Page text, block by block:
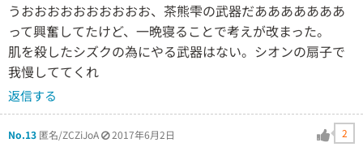
うおおおおおおおおおお、茶熊雫の武器だあああああああ
って興奮してたけど、一晩寝ることで考えが改まった。
肌を殺したシズクの為にやる武器はない。シオンの扇子で
我慢しててくれ
返信する
No.13 匿名/ZCZiJoA 2017年6月2日 2